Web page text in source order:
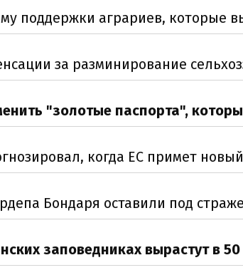
поддержки аграриев, которые
за разминирование
"золотые паспорта",
когда ЕС примет
Бондаря оставили под
заповедниках вырастут в 50